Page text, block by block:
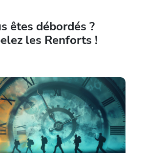
êtes débordés ?
les Renforts !